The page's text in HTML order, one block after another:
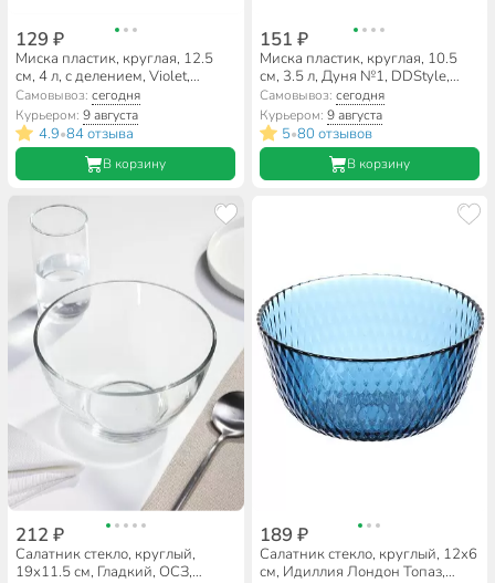
129 ₽
Миска пластик, круглая, 12.5
см, 4 л, с делением, Violet,
4004/12, голубая
Самовывоз:сегодня
Курьером:9 августа
4.9•84 отзыва
В корзину
151 ₽
Миска пластик, круглая, 10.5
см, 3.5 л, Дуня №1, DDStyle,
10501, в ассортименте
Самовывоз: сегодня
Курьером: 9 августа
5•80 отзывов
В корзину
212 ₽
Салатник стекло, круглый,
19х11.5 см, Гладкий, ОСЗ,
189 ₽
Салатник стекло, круглый, 12х6
см, Идиллия Лондон Топаз,